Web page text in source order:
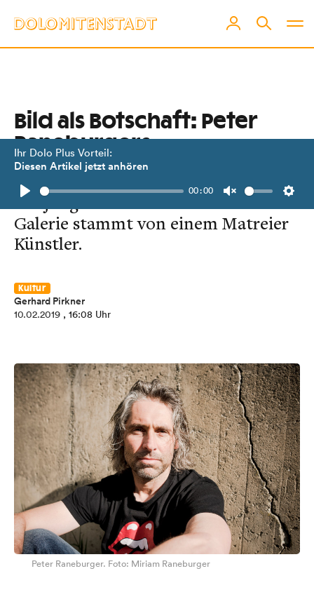
Ihr Dolo Plus Vorteil:
Diesen Artikel jetzt anhören
Play
00:00
Unmute
Bild als Botschaft: Peter
Raneburgers
„relationship“
Die jüngste Arbeit in unserer Online-
Galerie stammt von einem Matreier
Künstler.
Kultur
Gerhard Pirkner
10.02.2019 , 16:08 Uhr
Peter Raneburger. Foto: Miriam Raneburger